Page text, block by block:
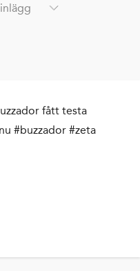
fått testa
#buzzador #zeta